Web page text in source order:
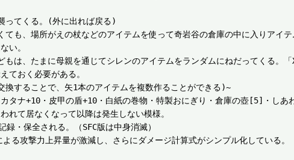
ってくる。(外に出れば戻る)
ても、場所がえの杖などのアイテムを使って奇岩谷の倉庫の中に入りアイ
い。
は、たまに母親を通じてシレンのアイテムをランダムにねだってくる。
ておく必要がある。
換することで、矢1本のアイテムを複数作ることができる)~
タナ+10・皮甲の盾+10・白紙の巻物・特製おにぎり・倉庫の壺[5]・しあ
れて居なくなって以降は発生しない模様。
・保全される。（SFC版は中身消滅）
る攻撃力上昇量が激減し、さらにダメージ計算式がシンプル化している